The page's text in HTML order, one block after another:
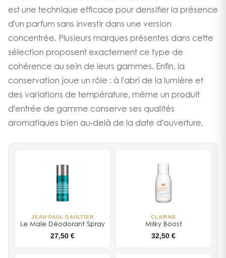
est une technique efficace pour densifier la présence
d'un parfum sans investir dans une version
concentrée. Plusieurs marques présentes dans cette
sélection proposent exactement ce type de
cohérence au sein de leurs gammes. Enfin, la
conservation joue un rôle : à l'abri de la lumière et
des variations de température, même un produit
d'entrée de gamme conserve ses qualités
aromatiques bien au-delà de la date d'ouverture.
JEAN PAUL GAULTIER
Le Male Déodorant Spray
27,50 €
CLARINS
Milky Boost
32,50 €